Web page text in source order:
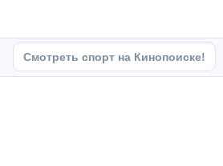
Смотреть спорт на Кинопоиске!